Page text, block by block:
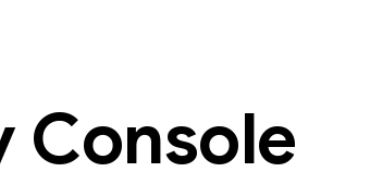
Console